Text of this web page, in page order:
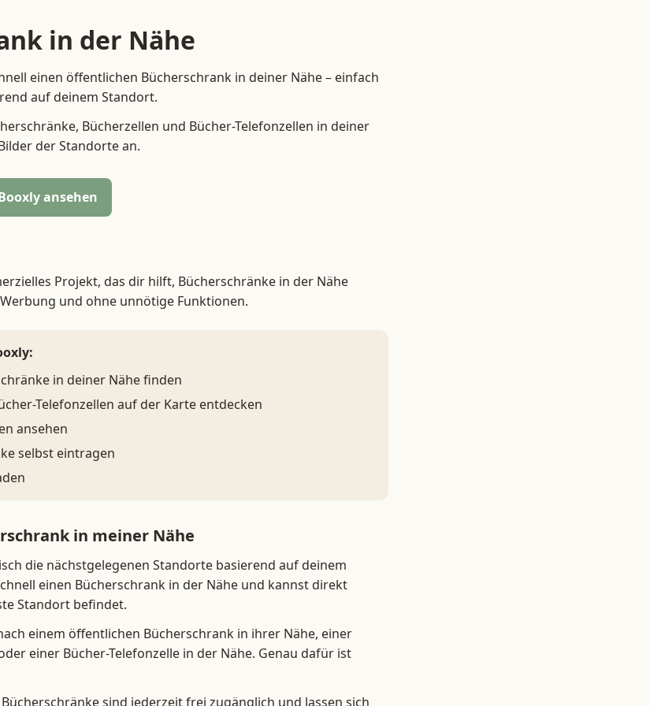
in der Nähe
einen öffentlichen Bücherschrank in deiner Nähe – einfach
auf deinem Standort.
Bücherzellen und Bücher-Telefonzellen in deiner
der Standorte an.
ansehen
Projekt, das dir hilft, Bücherschränke in der Nähe
und ohne unnötige Funktionen.
in deiner Nähe finden
Telefonzellen auf der Karte entdecken
ansehen
selbst eintragen
in meiner Nähe
die nächstgelegenen Standorte basierend auf deinem
einen Bücherschrank in der Nähe und kannst direkt
Standort befindet.
einem öffentlichen Bücherschrank in ihrer Nähe, einer
einer Bücher-Telefonzelle in der Nähe. Genau dafür ist
sind jederzeit frei zugänglich und lassen sich